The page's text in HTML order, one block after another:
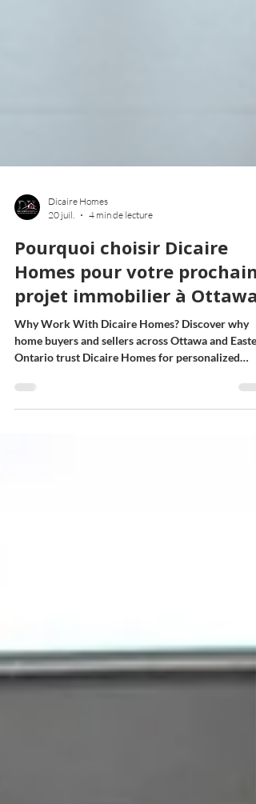
20 juil.
4 min de lecture
Pourquoi choisir Dicaire
Homes pour votre prochain
projet immobilier à Ottawa
Why Work With Dicaire Homes? Discover why
Ontario trust Dicaire Homes for personalized
guidance, local expertise, and exceptional service.